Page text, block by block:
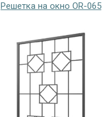
Решетка на окно OR-065